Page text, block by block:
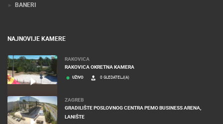
BANERI
NAJNOVIJE KAMERE
RAKOVICA
RAKOVICA OKRETNA KAMERA
UŽIVO 0 GLEDATELJ(A)
ZAGREB
GRADILIŠTE POSLOVNOG CENTRA PEMO BUSINESS ARENA,
LANIŠTE